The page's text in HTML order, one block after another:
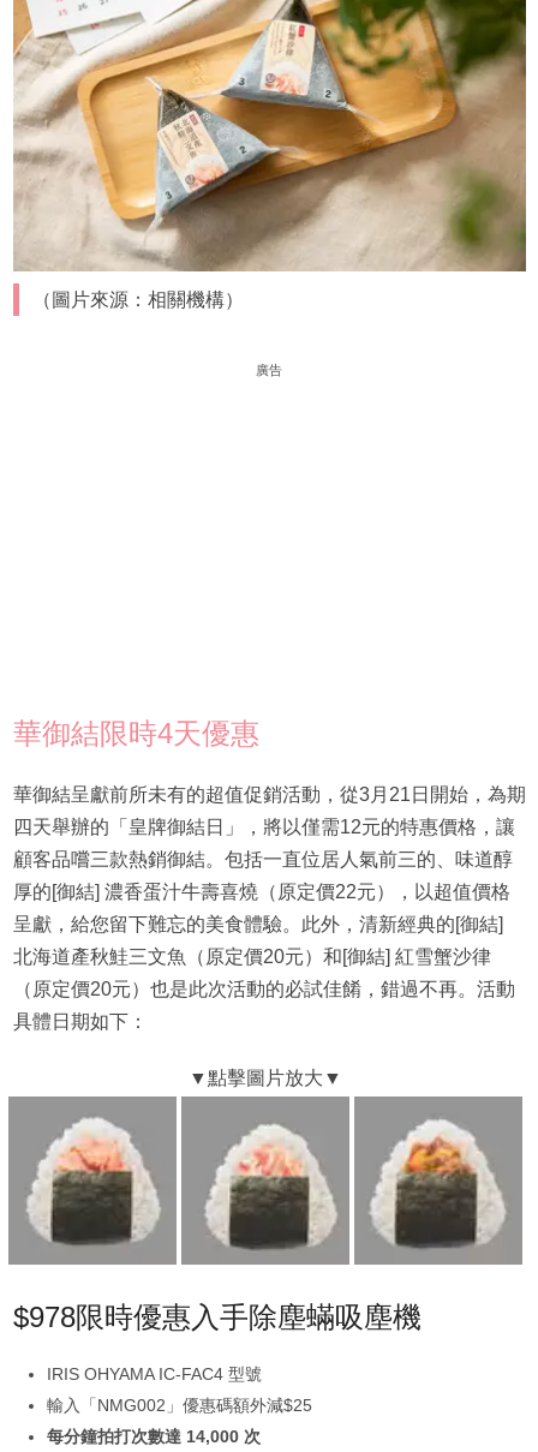
（圖片來源：相關機構）
廣告
華御結限時4天優惠
華御結呈獻前所未有的超值促銷活動，從3月21日開始，為期
四天舉辦的「皇牌御結日」，將以僅需12元的特惠價格，讓
顧客品嚐三款熱銷御結。包括一直位居人氣前三的、味道醇
厚的[御結] 濃香蛋汁牛壽喜燒（原定價22元），以超值價格
呈獻，給您留下難忘的美食體驗。此外，清新經典的[御結]
北海道產秋鮭三文魚（原定價20元）和[御結] 紅雪蟹沙律
（原定價20元）也是此次活動的必試佳餚，錯過不再。活動
具體日期如下：
$978限時優惠入手除塵蟎吸塵機
IRIS OHYAMA IC-FAC4 型號
輸入「NMG002」優惠碼額外減$25
每分鐘拍打次數達 14,000 次